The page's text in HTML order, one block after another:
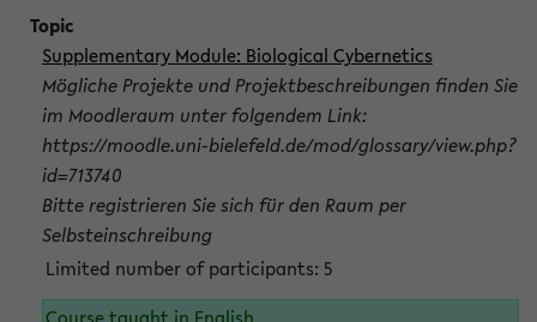
Supplementary Module: Biological Cybernetics
Mögliche Projekte und Projektbeschreibungen finden Sie
im Moodleraum unter folgendem Link:
https://moodle.uni-bielefeld.de/mod/glossary/view.php?
id=713740
Bitte registrieren Sie sich für den Raum per
Selbsteinschreibung
Limited number of participants: 5